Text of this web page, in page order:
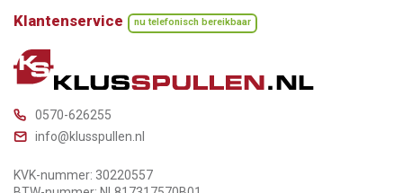
Klantenservice nu telefonisch bereikbaar
0570-626255
info@klusspullen.nl
KVK-nummer: 30220557